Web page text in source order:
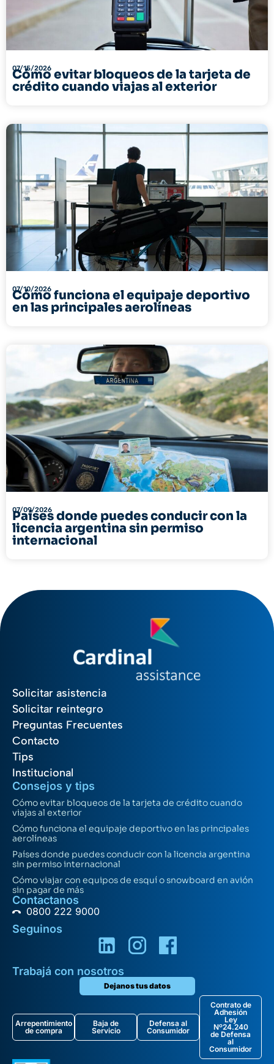
07/15/2026
Cómo evitar bloqueos de la tarjeta de
crédito cuando viajas al exterior
07/10/2026
Cómo funciona el equipaje deportivo
en las principales aerolíneas
07/09/2026
Países donde puedes conducir con la
licencia argentina sin permiso
internacional
Solicitar asistencia
Solicitar reintegro
Preguntas Frecuentes
Contacto
Tips
Institucional
Consejos y tips
Cómo evitar bloqueos de la tarjeta de crédito cuando
viajas al exterior
Cómo funciona el equipaje deportivo en las principales
aerolíneas
Países donde puedes conducir con la licencia argentina
sin permiso internacional
Cómo viajar con equipos de esquí o snowboard en avión
sin pagar de más
Contactanos
0800 222 9000
Seguinos
Trabajá con nosotros
Dejanos tus datos
Arrepentimiento
de compra
Baja de
Servicio
Defensa al
Consumidor
Contrato de
Adhesión
Ley
Nº24.240
de Defensa
al
Consumidor